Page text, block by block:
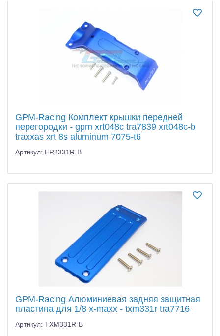
GPM-Racing Комплект крышки передней
перегородки - gpm xrt048c tra7839 xrt048c-b
traxxas xrt 8s aluminum 7075-t6
Артикул: ER2331R-B
GPM-Racing Алюминиевая задняя защитная
пластина для 1/8 x-maxx - txm331r tra7716
Артикул: TXM331R-B